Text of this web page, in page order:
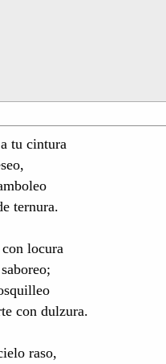
tu cintura
ternura.
locura
con dulzura.
raso,